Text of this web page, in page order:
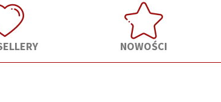
NOWOŚCI